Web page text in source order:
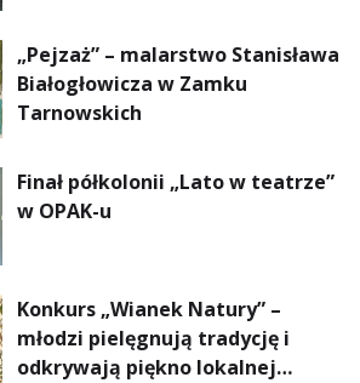
„Pejzaż” – malarstwo Stanisława
Białogłowicza w Zamku
Tarnowskich
Finał półkolonii „Lato w teatrze”
w OPAK-u
Konkurs „Wianek Natury” –
młodzi pielęgnują tradycję i
odkrywają piękno lokalnej